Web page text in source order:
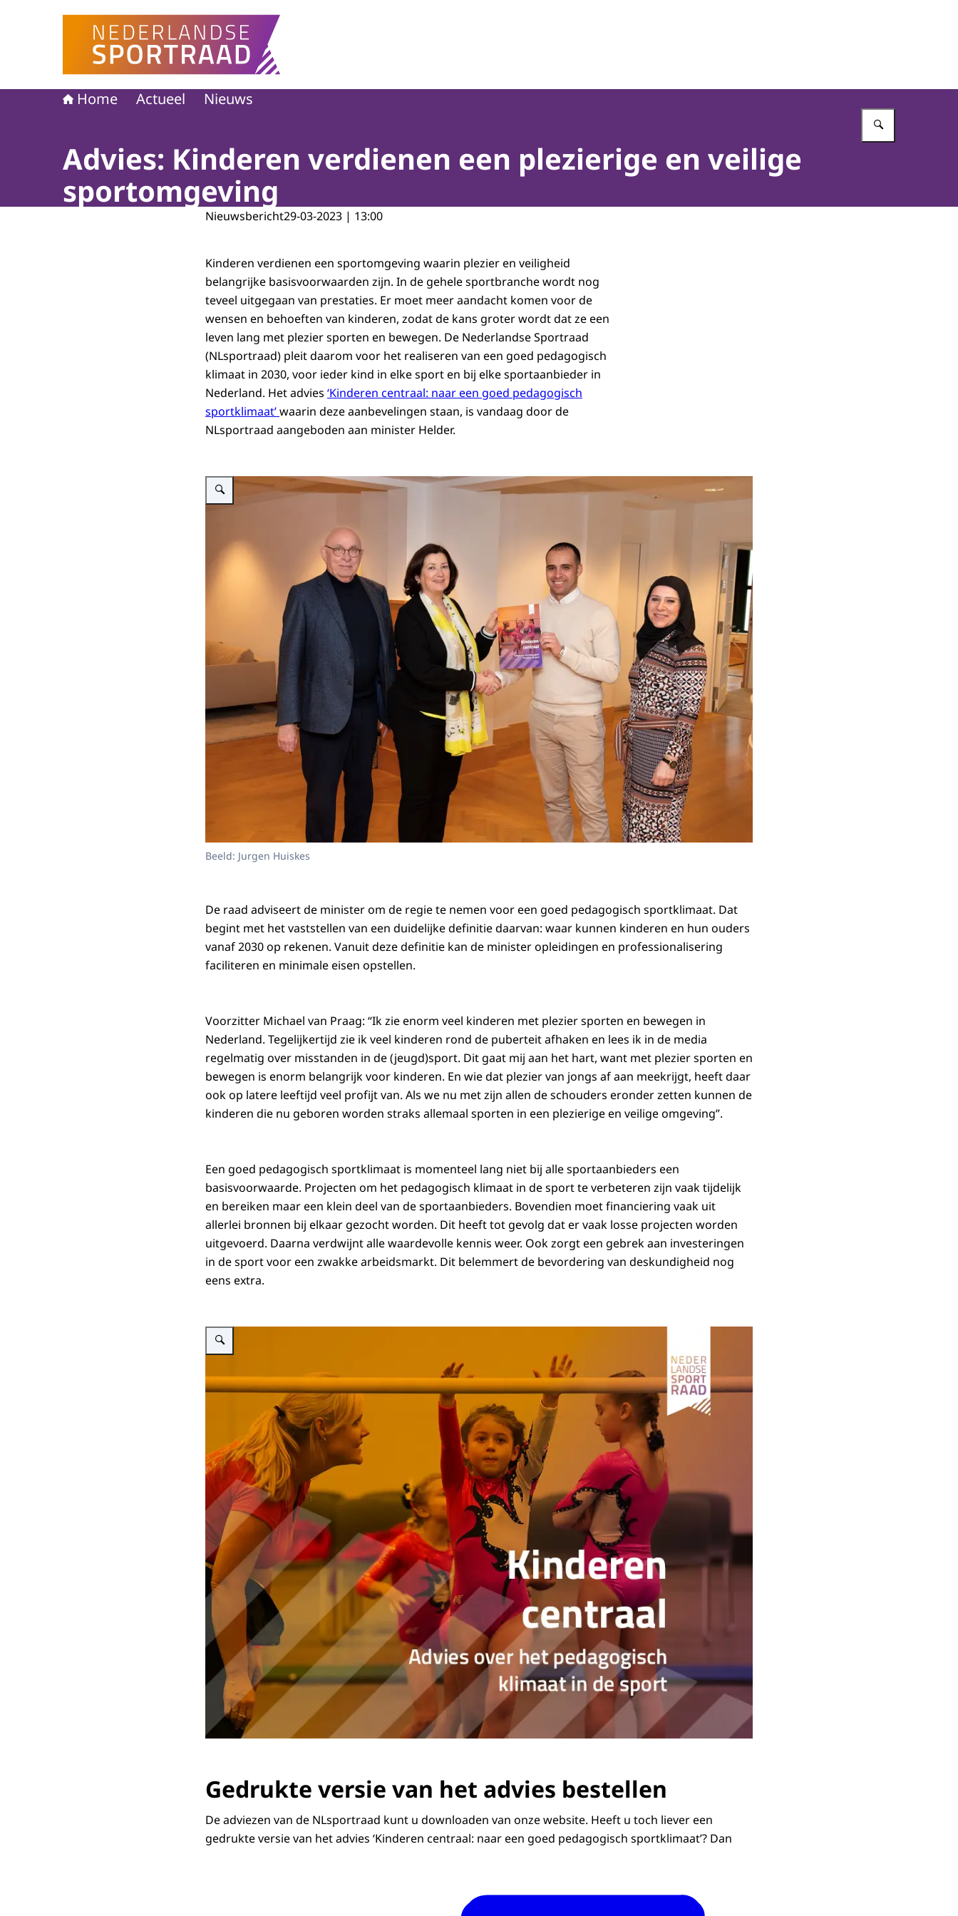
Home Actueel Nieuws
Advies: Kinderen verdienen een plezierige en veilige
sportomgeving
Nieuwsbericht29-03-2023 | 13:00
Kinderen verdienen een sportomgeving waarin plezier en veiligheid
belangrijke basisvoorwaarden zijn. In de gehele sportbranche wordt nog
teveel uitgegaan van prestaties. Er moet meer aandacht komen voor de
wensen en behoeften van kinderen, zodat de kans groter wordt dat ze een
leven lang met plezier sporten en bewegen. De Nederlandse Sportraad
(NLsportraad) pleit daarom voor het realiseren van een goed pedagogisch
klimaat in 2030, voor ieder kind in elke sport en bij elke sportaanbieder in
Nederland. Het advies ‘Kinderen centraal: naar een goed pedagogisch
sportklimaat’waarin deze aanbevelingen staan, is vandaag door de
NLsportraad aangeboden aan minister Helder.
Vergroot afbeelding Aanbieding advies Kinderen centraal aan minister Helder 29 maart 2023
Beeld: Jurgen Huiskes
De raad adviseert de minister om de regie te nemen voor een goed pedagogisch sportklimaat. Dat
begint met het vaststellen van een duidelijke definitie daarvan: waar kunnen kinderen en hun ouders
vanaf 2030 op rekenen. Vanuit deze definitie kan de minister opleidingen en professionalisering
faciliteren en minimale eisen opstellen.
Voorzitter Michael van Praag: “Ik zie enorm veel kinderen met plezier sporten en bewegen in
Nederland. Tegelijkertijd zie ik veel kinderen rond de puberteit afhaken en lees ik in de media
regelmatig over misstanden in de (jeugd)sport. Dit gaat mij aan het hart, want met plezier sporten en
bewegen is enorm belangrijk voor kinderen. En wie dat plezier van jongs af aan meekrijgt, heeft daar
ook op latere leeftijd veel profijt van. Als we nu met zijn allen de schouders eronder zetten kunnen de
kinderen die nu geboren worden straks allemaal sporten in een plezierige en veilige omgeving”.
Een goed pedagogisch sportklimaat is momenteel lang niet bij alle sportaanbieders een
basisvoorwaarde. Projecten om het pedagogisch klimaat in de sport te verbeteren zijn vaak tijdelijk
en bereiken maar een klein deel van de sportaanbieders. Bovendien moet financiering vaak uit
allerlei bronnen bij elkaar gezocht worden. Dit heeft tot gevolg dat er vaak losse projecten worden
uitgevoerd. Daarna verdwijnt alle waardevolle kennis weer. Ook zorgt een gebrek aan investeringen
in de sport voor een zwakke arbeidsmarkt. Dit belemmert de bevordering van deskundigheid nog
eens extra.
Vergroot afbeelding Omslag Kinderen centraal - advies over het pedagogisch klimaat in de sport
Gedrukte versie van het advies bestellen
De adviezen van de NLsportraad kunt u downloaden van onze website. Heeft u toch liever een
gedrukte versie van het advies ‘Kinderen centraal: naar een goed pedagogisch sportklimaat’? Dan